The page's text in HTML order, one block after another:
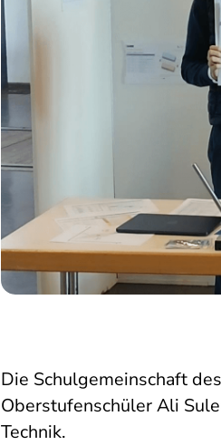
Die Schulgemeinschaft
Oberstufenschüler Ali
Technik.